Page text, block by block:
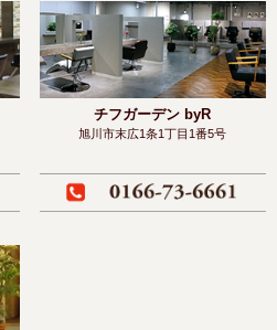
チフガーデン byR
旭川市末広1条1丁目1番5号